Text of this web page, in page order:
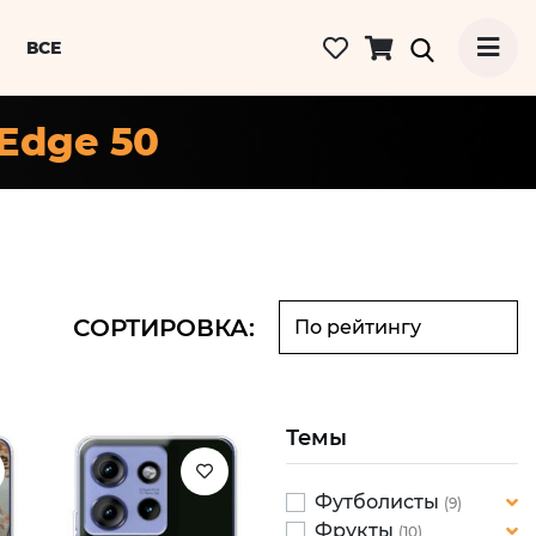
ВСЕ
50
СОРТИРОВКА:
Темы
Футболисты (9)
Лео Месси
Фрукты (10)